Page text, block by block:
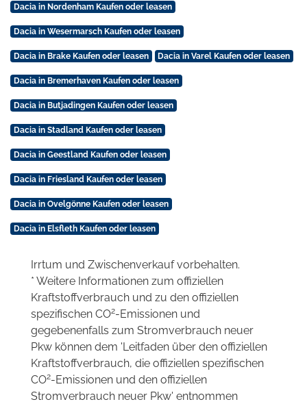
Dacia in Nordenham Kaufen oder leasen
Dacia in Wesermarsch Kaufen oder leasen
Dacia in Brake Kaufen oder leasen Dacia in Varel Kaufen oder leasen
Dacia in Bremerhaven Kaufen oder leasen
Dacia in Butjadingen Kaufen oder leasen
Dacia in Stadland Kaufen oder leasen
Dacia in Geestland Kaufen oder leasen
Dacia in Friesland Kaufen oder leasen
Dacia in Ovelgönne Kaufen oder leasen
Dacia in Elsfleth Kaufen oder leasen
Irrtum und Zwischenverkauf vorbehalten.
* Weitere Informationen zum offiziellen
Kraftstoffverbrauch und zu den offiziellen
spezifischen CO2-Emissionen und
gegebenenfalls zum Stromverbrauch neuer
Pkw können dem 'Leitfaden über den offiziellen
Kraftstoffverbrauch, die offiziellen spezifischen
CO2-Emissionen und den offiziellen
Stromverbrauch neuer Pkw' entnommen